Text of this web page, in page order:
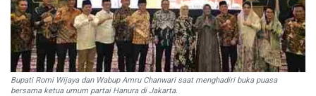
Bupati Romi Wijaya dan Wabup Amru Chanwari saat menghadiri buka puasa
bersama ketua umum partai Hanura di Jakarta.